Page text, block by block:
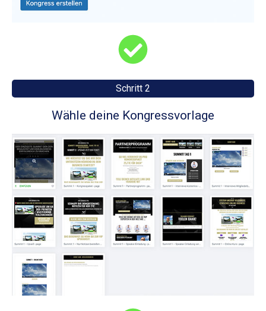
Schritt 2
Wähle deine Kongressvorlage